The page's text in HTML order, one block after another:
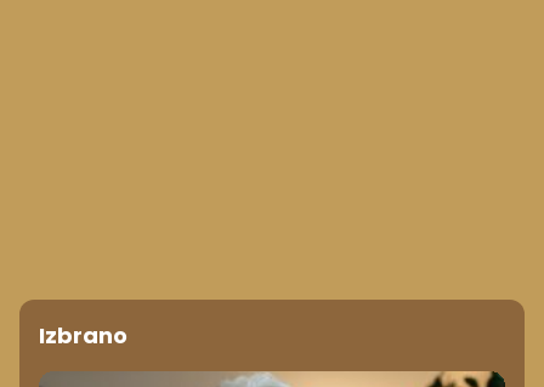
Izbrano